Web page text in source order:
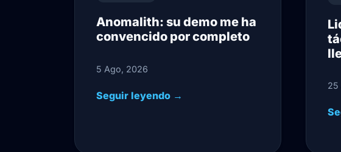
Anomalith: su demo me ha
convencido por completo
5 Ago, 2026
Seguir leyendo →
25